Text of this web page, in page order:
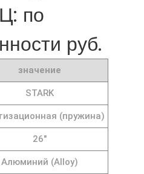
по
руб.
значение
STARK
(пружина)
26"
Алюминий (Alloy)